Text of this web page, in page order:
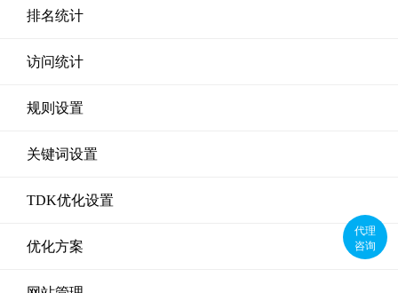
排名统计
访问统计
规则设置
关键词设置
TDK优化设置
优化方案
代理
咨询